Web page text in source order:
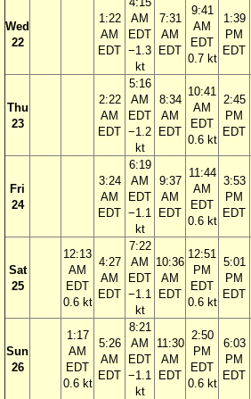
Wed
22
1:22
AM
EDT
AM
EDT
−1.3
kt
7:31
AM
EDT
9:41
AM
EDT
0.7 kt
1:39
PM
EDT
Thu
23
2:22
AM
EDT
5:16
AM
EDT
−1.2
kt
8:34
AM
EDT
10:41
AM
EDT
0.6 kt
2:45
PM
EDT
Fri
24
3:24
AM
EDT
6:19
AM
EDT
−1.1
kt
9:37
AM
EDT
11:44
AM
EDT
0.6 kt
3:53
PM
EDT
Sat
25
12:13
AM
EDT
0.6 kt
4:27
AM
EDT
7:22
AM
EDT
−1.1
kt
10:36
AM
EDT
12:51
PM
EDT
0.6 kt
5:01
PM
EDT
Sun
26
1:17
AM
EDT
0.6 kt
5:26
AM
EDT
8:21
AM
EDT
−1.1
kt
11:30
AM
EDT
2:50
PM
EDT
0.6 kt
6:03
PM
EDT